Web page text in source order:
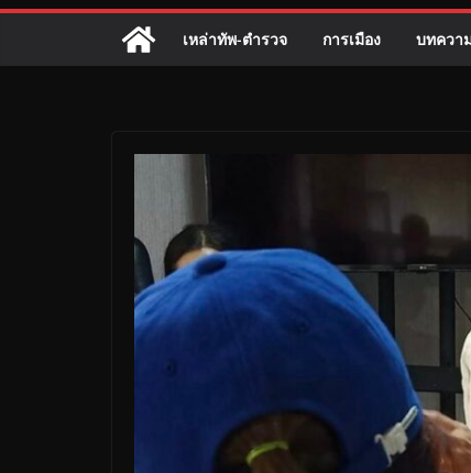
เหล่าทัพ-ตำรวจ การเมือง บทควา